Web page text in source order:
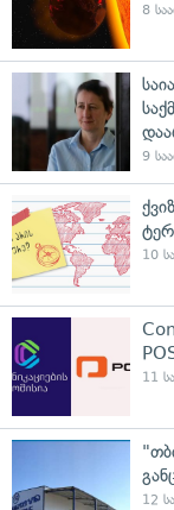
8
9
10
11
12